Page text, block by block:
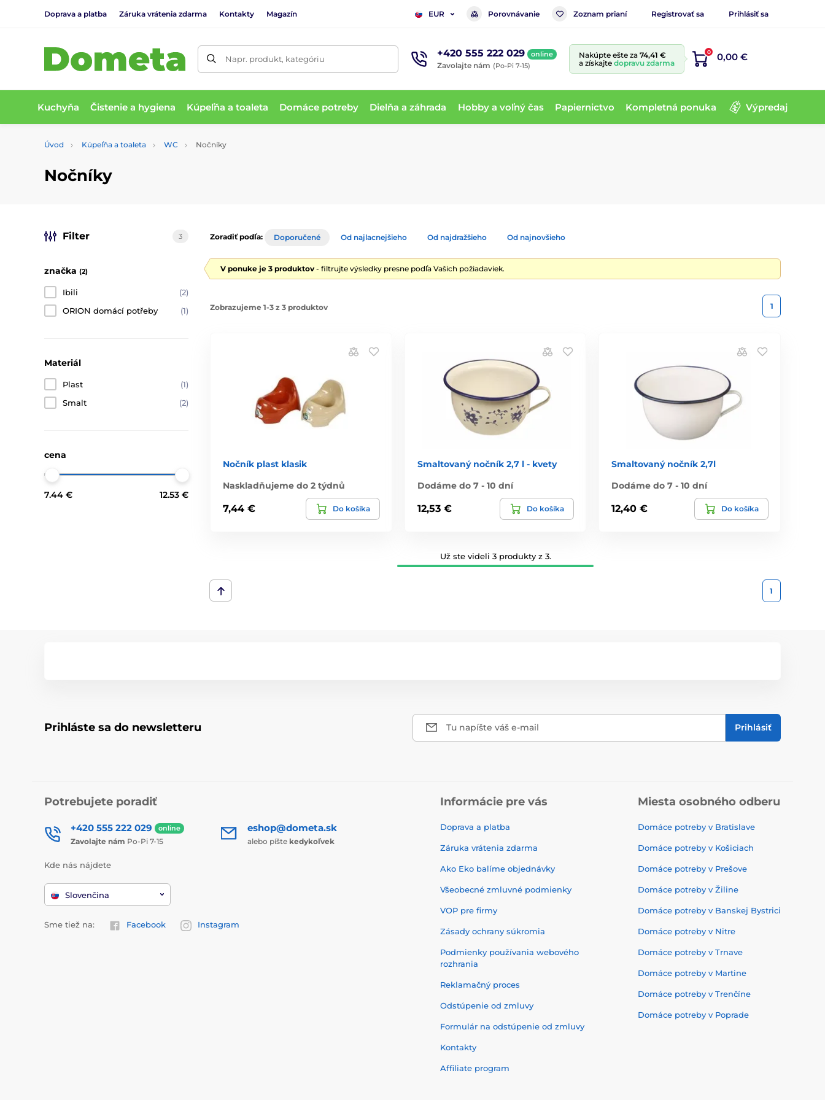
Doprava a platba Záruka vrátenia zdarma Kontakty Magazín EUR Porovnávanie Zoznam prianí Registrovať sa Prihlásiť sa
Napr. produkt, kategóriu +420 555 222 029 online
Zavolajte nám (Po-Pi 7-15)
Nakúpte ešte za 74,41 €
a získajte dopravu zdarma
0 0,00 €
Kuchyňa Čistenie a hygiena Kúpeľňa a toaleta Domáce potreby Dielňa a záhrada Hobby a voľný čas Papiernictvo Kompletná ponuka Výpredaj
Úvod Kúpeľňa a toaleta WC Nočníky
Nočníky
Filter 3
značka (2)
Ibili
(2)
ORION domácí potřeby
(1)
Materiál
Plast
(1)
Smalt
(2)
cena
7.44 € 12.53 €
Zoradiť podľa: Doporučené Od najlacnejšieho Od najdražšieho Od najnovšieho
V ponuke je 3 produktov - filtrujte výsledky presne podľa Vašich požiadaviek.
Zobrazujeme 1-3 z 3 produktov 1
Nočník plast klasik
Naskladňujeme do 2 týdnů
7,44 € Do košíka
Smaltovaný nočník 2,7 l - kvety
Dodáme do 7 - 10 dní
12,53 € Do košíka
Smaltovaný nočník 2,7l
Dodáme do 7 - 10 dní
12,40 € Do košíka
Už ste videli 3 produkty z 3.
1
Prihláste sa do newsletteru Tu napíšte váš e-mail Prihlásiť
Potrebujete poradiť
+420 555 222 029 online
Zavolajte nám Po-Pi 7-15
eshop@dometa.sk
alebo píšte kedykoľvek
Kde nás nájdete
Slovenčina
Sme tiež na: Facebook Instagram
Informácie pre vás
Doprava a platba
Záruka vrátenia zdarma
Ako Eko balíme objednávky
Všeobecné zmluvné podmienky
VOP pre firmy
Zásady ochrany súkromia
Podmienky používania webového
rozhrania
Reklamačný proces
Odstúpenie od zmluvy
Formulár na odstúpenie od zmluvy
Kontakty
Affiliate program
Miesta osobného odberu
Domáce potreby v Bratislave
Domáce potreby v Košiciach
Domáce potreby v Prešove
Domáce potreby v Žiline
Domáce potreby v Banskej Bystrici
Domáce potreby v Nitre
Domáce potreby v Trnave
Domáce potreby v Martine
Domáce potreby v Trenčíne
Domáce potreby v Poprade